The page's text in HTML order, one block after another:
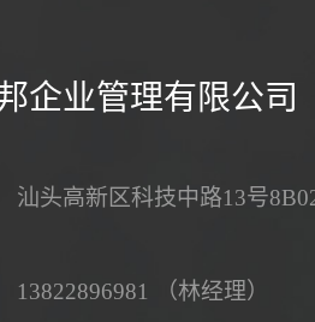
企业管理有限公司
汕头高新区科技中路13号
13822896981 （林经理）